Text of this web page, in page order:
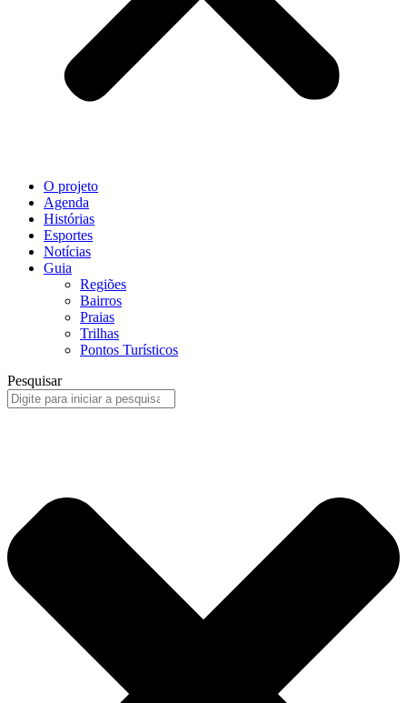
O projeto
Agenda
Histórias
Esportes
Notícias
Guia
Regiões
Bairros
Praias
Trilhas
Pontos Turísticos
Pesquisar